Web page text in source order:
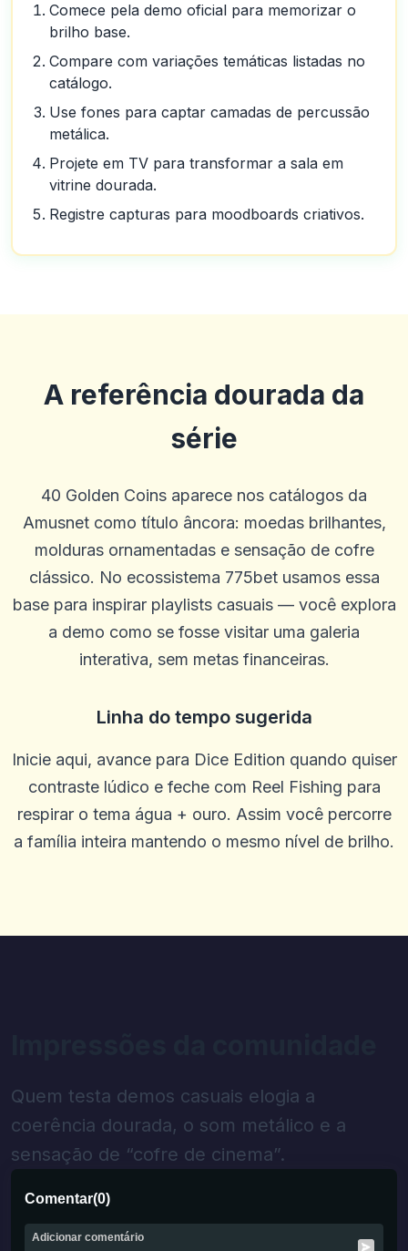
Comece pela demo oficial para memorizar o
brilho base.
Compare com variações temáticas listadas no
catálogo.
Use fones para captar camadas de percussão
metálica.
Projete em TV para transformar a sala em
vitrine dourada.
Registre capturas para moodboards criativos.
A referência dourada da
série
40 Golden Coins aparece nos catálogos da
Amusnet como título âncora: moedas brilhantes,
molduras ornamentadas e sensação de cofre
clássico. No ecossistema 775bet usamos essa
base para inspirar playlists casuais — você explora
a demo como se fosse visitar uma galeria
interativa, sem metas financeiras.
Linha do tempo sugerida
Inicie aqui, avance para Dice Edition quando quiser
contraste lúdico e feche com Reel Fishing para
respirar o tema água + ouro. Assim você percorre
a família inteira mantendo o mesmo nível de brilho.
Quem testa demos casuais elogia a
coerência dourada, o som metálico e a
sensação de “cofre de cinema”.
Comentar(0)